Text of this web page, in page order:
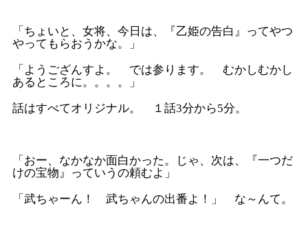
「ちょいと、女将、今日は、『乙姫の告白』ってやつ
やってもらおうかな。」
「ようござんすよ。 では参ります。 むかしむかし
あるところに。。。。」
話はすべてオリジナル。 １話3分から5分。
「おー、なかなか面白かった。じゃ、次は、『一つだ
けの宝物』っていうの頼むよ」
「武ちゃーん！ 武ちゃんの出番よ！」 な～んて。